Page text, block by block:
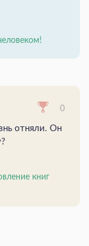
0
отняли. Он
книг